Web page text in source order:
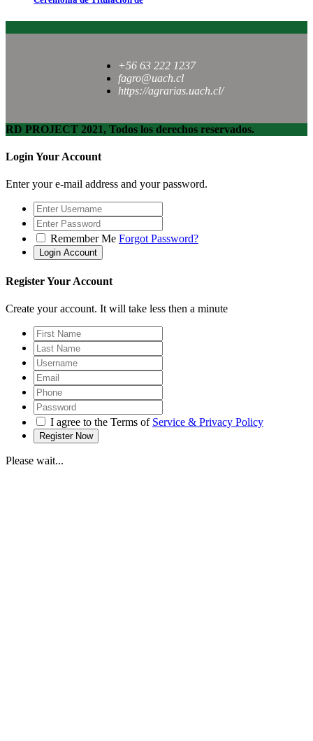
+56 63 222 1237
fagro@uach.cl
https://agrarias.uach.cl/
RD PROJECT 2021, Todos los derechos reservados.
Login Your Account
Enter your e-mail address and your password.
Remember Me Forgot Password?
Register Your Account
Create your account. It will take less then a minute
I agree to the Terms of Service & Privacy Policy
Please wait...